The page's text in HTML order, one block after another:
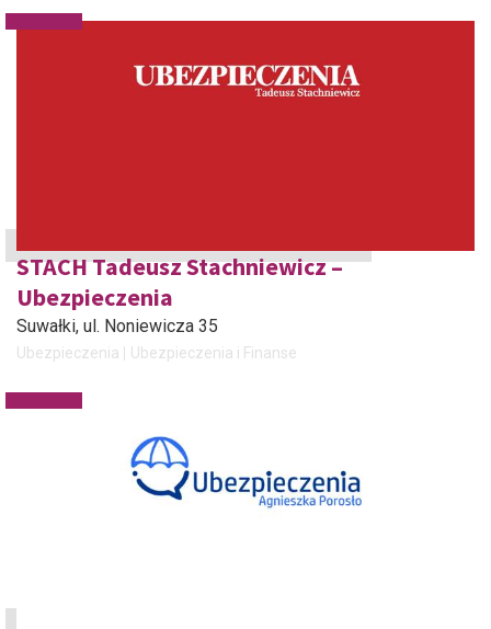
STACH Tadeusz Stachniewicz –
Ubezpieczenia
Suwałki, ul. Noniewicza 35
Ubezpieczenia Ubezpieczenia i Finanse